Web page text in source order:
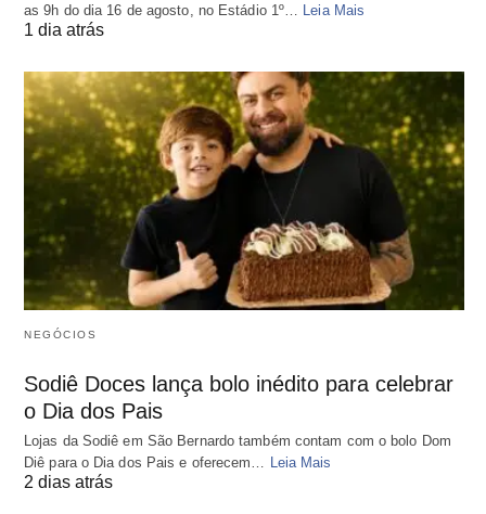
as 9h do dia 16 de agosto, no Estádio 1º…
Leia Mais
1 dia atrás
NEGÓCIOS
Sodiê Doces lança bolo inédito para celebrar
o Dia dos Pais
Lojas da Sodiê em São Bernardo também contam com o bolo Dom
Diê para o Dia dos Pais e oferecem… Leia Mais
2 dias atrás